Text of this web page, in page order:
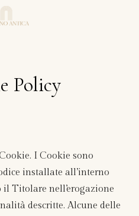
Policy
I Cookie sono
installate all’interno
il Titolare nell’erogazione
descritte. Alcune delle